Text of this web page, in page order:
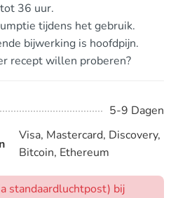
36 uur.
tijdens het gebruik.
bijwerking is hoofdpijn.
recept willen proberen?
5-9 Dagen
Visa, Mastercard, Discovery,
Bitcoin, Ethereum
standaardluchtpost) bij